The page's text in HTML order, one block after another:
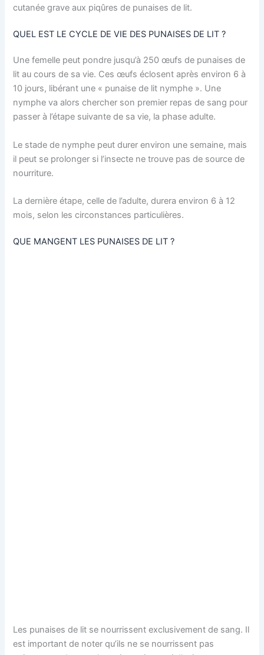
cutanée grave aux piqûres de punaises de lit.
QUEL EST LE CYCLE DE VIE DES PUNAISES DE LIT ?
Une femelle peut pondre jusqu’à 250 œufs de punaises de
lit au cours de sa vie. Ces œufs éclosent après environ 6 à
10 jours, libérant une « punaise de lit nymphe ». Une
nymphe va alors chercher son premier repas de sang pour
passer à l’étape suivante de sa vie, la phase adulte.
Le stade de nymphe peut durer environ une semaine, mais
il peut se prolonger si l’insecte ne trouve pas de source de
nourriture.
La dernière étape, celle de l’adulte, durera environ 6 à 12
mois, selon les circonstances particulières.
QUE MANGENT LES PUNAISES DE LIT ?
Les punaises de lit se nourrissent exclusivement de sang. Il
est important de noter qu’ils ne se nourrissent pas